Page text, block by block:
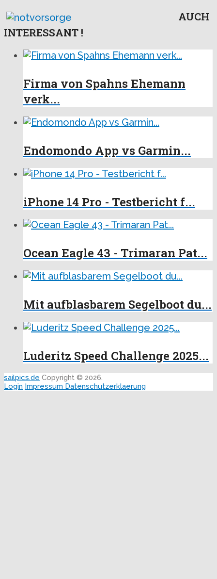
AUCH
INTERESSANT !
Firma von Spahns Ehemann
verk...
Endomondo App vs Garmin...
iPhone 14 Pro - Testbericht f...
Ocean Eagle 43 - Trimaran Pat...
Mit aufblasbarem Segelboot du...
Luderitz Speed Challenge 2025...
sailpics.de Copyright © 2026.
Login Impressum Datenschutzerklaerung